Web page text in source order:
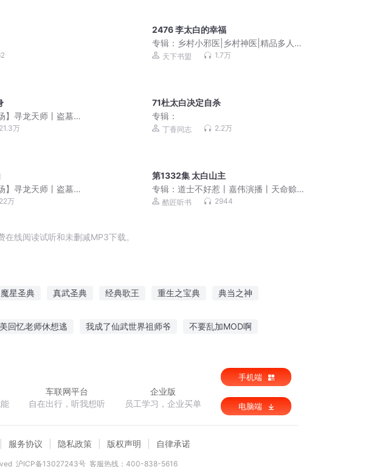
2476 李太白的幸福
专辑： 乡村小邪医|乡村神医|精品多人有
声剧天下书盟 1.7万
】寻龙天师丨盗墓
师作者新作）阴
21.3万
71杜太白决定自杀
专辑：
丁香同志 2.2万
】寻龙天师丨盗墓
师作者新作）阴
22万
第1332集 太白山主
专辑：道士不好惹丨嘉伟演播丨天命赊
刀人前传 免费福利
酷匠听书 2944
线阅读试听和未删减MP3下载。
魔星圣典 真武圣典 经典歌王 重生之宝典 典当之神
回忆老师休想逃 我成了仙武世界祖师爷 不要乱加MOD啊
车联网平台
自在出行，听我想听
企业版
员工学习，企业买单
手机端
电脑端
服务协议 隐私政策 版权声明 自律承诺
沪ICP备13027243号 客服热线：400-838-5616